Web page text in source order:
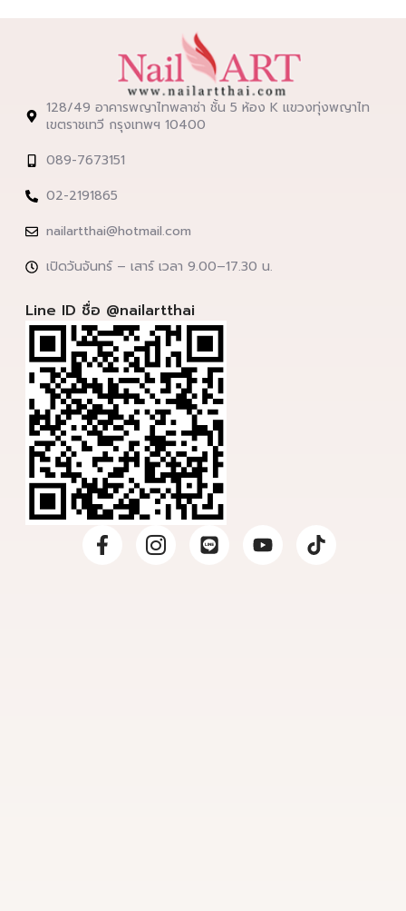
128/49 อาคารพญาไทพลาซ่า ชั้น 5 ห้อง K แขวงทุ่งพญาไท
เขตราชเทวี กรุงเทพฯ 10400
089-7673151
02-2191865
nailartthai@hotmail.com
เปิดวันจันทร์ – เสาร์ เวลา 9.00–17.30 น.
Line ID ชื่อ @nailartthai